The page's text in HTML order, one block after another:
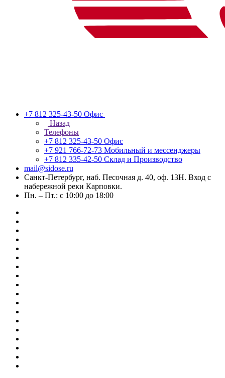
+7 812 325-43-50 Офис
Назад
Телефоны
+7 812 325-43-50 Офис
+7 921 766-72-73 Мобильный и мессенджеры
+7 812 335-42-50 Склад и Производство
mail@sidose.ru
Санкт-Петербург, наб. Песочная д. 40, оф. 13Н. Вход с
набережной реки Карповки.
Пн. – Пт.: с 10:00 до 18:00